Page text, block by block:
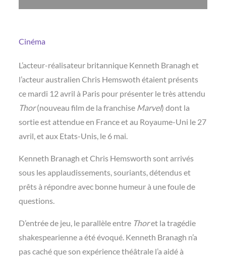
Cinéma
L’acteur-réalisateur britannique Kenneth Branagh et
l’acteur australien Chris Hemswoth étaient présents
ce mardi 12 avril à Paris pour présenter le très attendu
Thor(nouveau film de la franchise Marvel) dont la
sortie est attendue en France et au Royaume-Uni le 27
avril, et aux Etats-Unis, le 6 mai.
Kenneth Branagh et Chris Hemsworth sont arrivés
sous les applaudissements, souriants, détendus et
prêts à répondre avec bonne humeur à une foule de
questions.
D’entrée de jeu, le parallèle entre Thoret la tragédie
shakespearienne a été évoqué. Kenneth Branagh n’a
pas caché que son expérience théâtrale l’a aidé à